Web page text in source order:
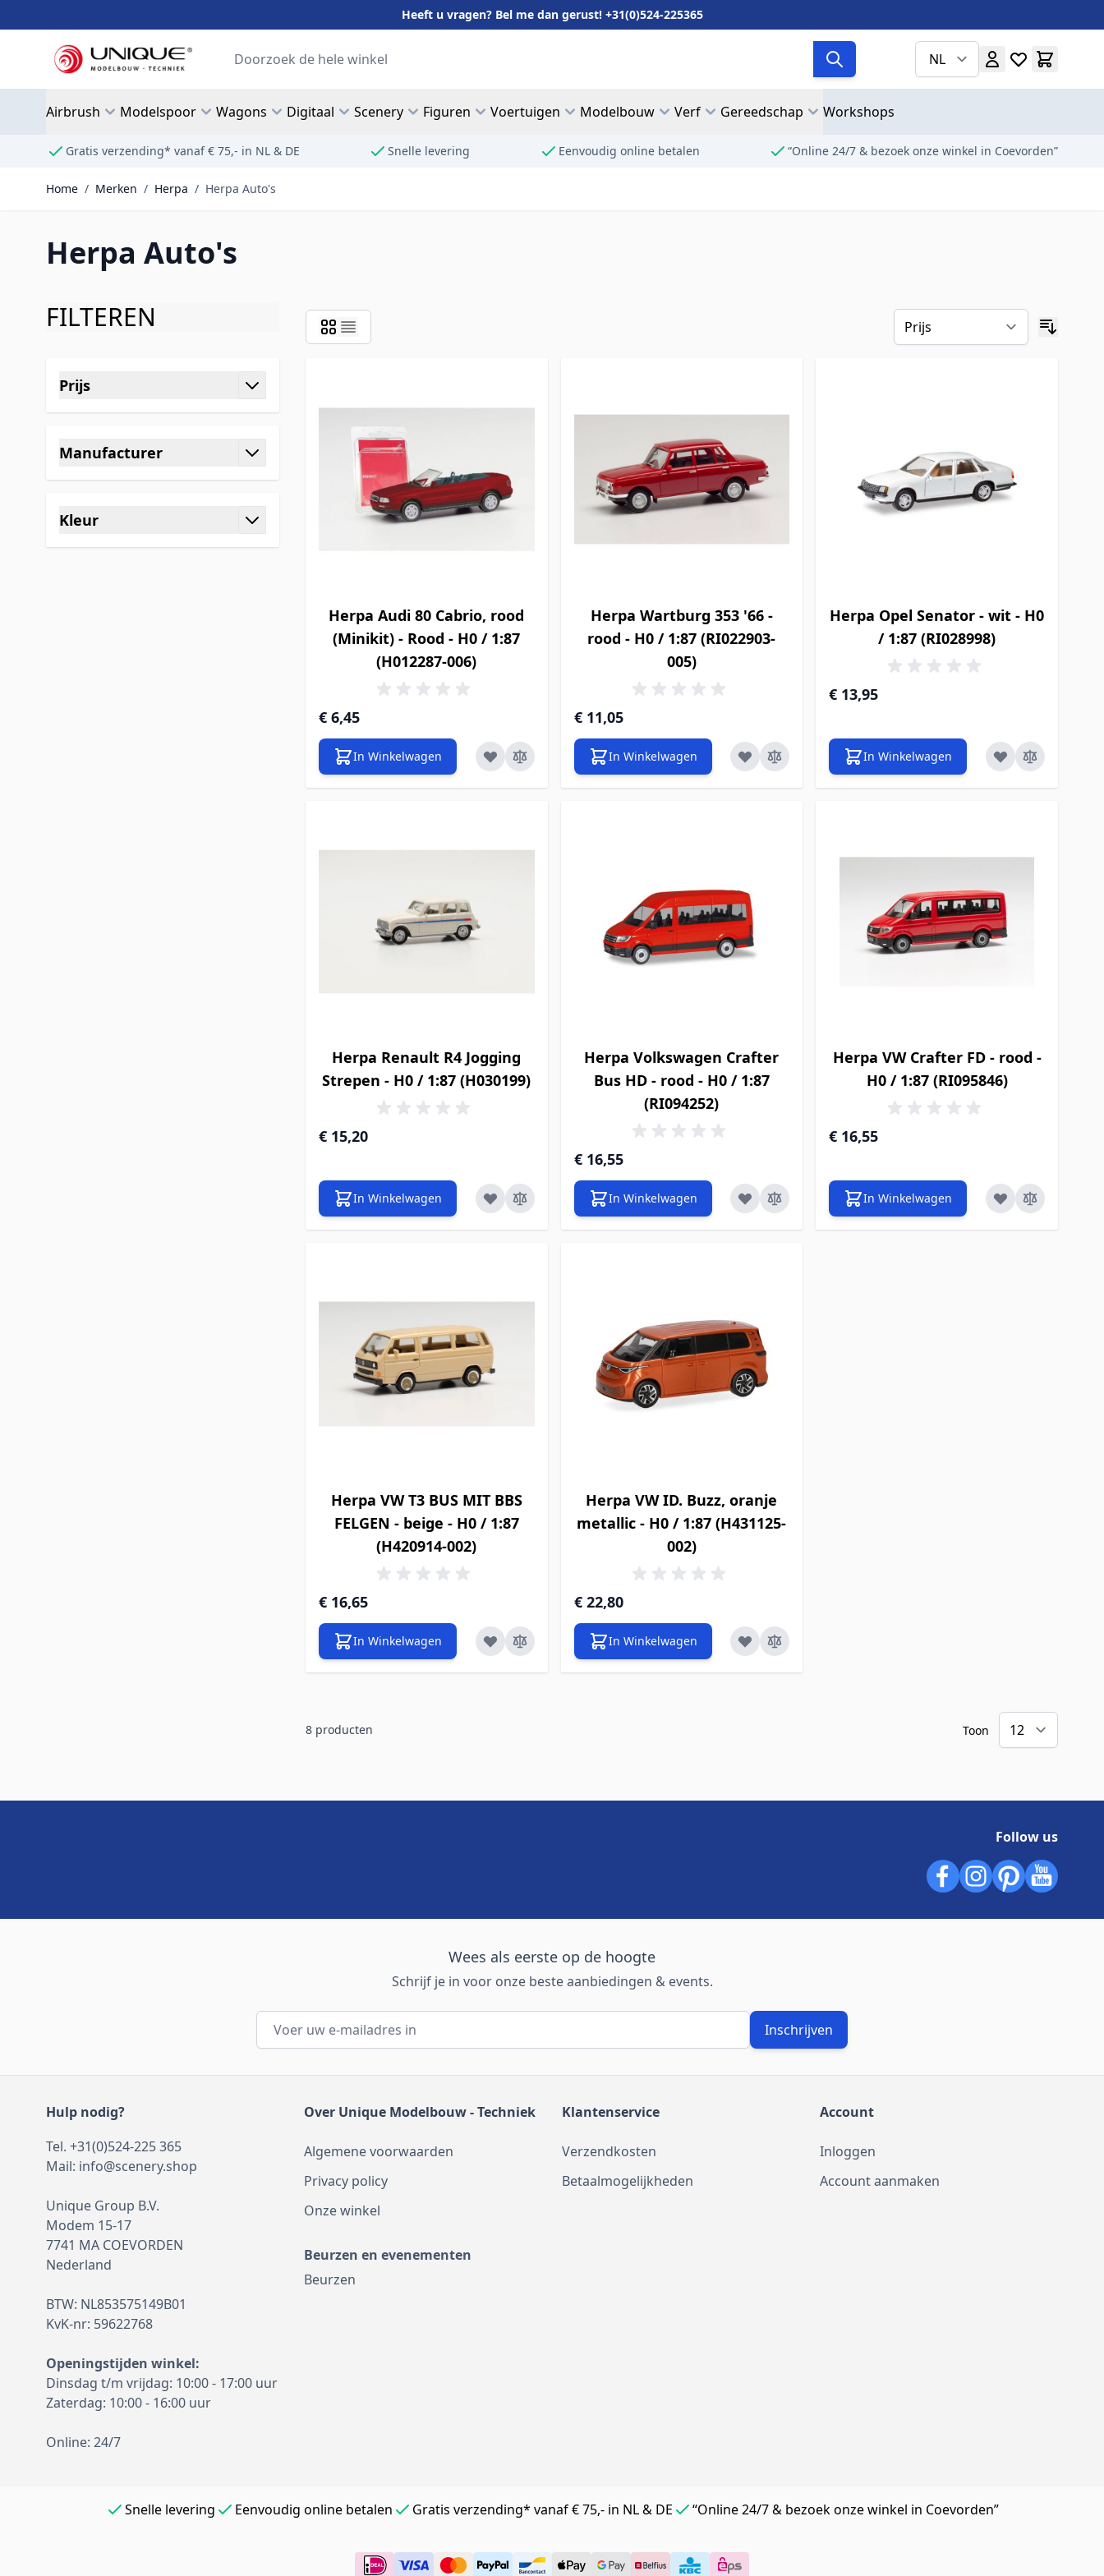
Heeft u vragen? Bel me dan gerust! +31(0)524-225365
NL
Search
Airbrush Modelspoor Wagons Digitaal Scenery Figuren Voertuigen Modelbouw Verf Gereedschap Workshops
Gratis verzending* vanaf € 75,- in NL & DE Snelle levering Eenvoudig online betalen “Online 24/7 & bezoek onze winkel in Coevorden”
Home / Merken / Herpa / Herpa Auto's
Herpa Auto's
FILTEREN
Doorgaan naar productlijst
Prijs
filter
Manufacturer
filter
Kleur
filter
Herpa Audi 80 Cabrio, rood
(Minikit) - Rood - H0 / 1:87
(H012287-006)
€ 6,45
In Winkelwagen
Herpa Wartburg 353 '66 -
rood - H0 / 1:87 (RI022903-
005)
€ 11,05
In Winkelwagen
Herpa Opel Senator - wit - H0
/ 1:87 (RI028998)
€ 13,95
In Winkelwagen
Herpa Renault R4 Jogging
Strepen - H0 / 1:87 (H030199)
€ 15,20
In Winkelwagen
Herpa Volkswagen Crafter
Bus HD - rood - H0 / 1:87
(RI094252)
€ 16,55
In Winkelwagen
Herpa VW Crafter FD - rood -
H0 / 1:87 (RI095846)
€ 16,55
In Winkelwagen
Herpa VW T3 BUS MIT BBS
FELGEN - beige - H0 / 1:87
(H420914-002)
€ 16,65
In Winkelwagen
Herpa VW ID. Buzz, oranje
metallic - H0 / 1:87 (H431125-
002)
€ 22,80
In Winkelwagen
8 producten Toon
Follow us
Wees als eerste op de hoogte
Schrijf je in voor onze beste aanbiedingen & events.
E-mailadres
Inschrijven
Hulp nodig?
Tel. +31(0)524-225 365
Mail: info@scenery.shop
Unique Group B.V.
Modem 15-17
7741 MA COEVORDEN
Nederland
BTW: NL853575149B01
KvK-nr: 59622768
Openingstijden winkel:
Dinsdag t/m vrijdag: 10:00 - 17:00 uur
Zaterdag: 10:00 - 16:00 uur
Online: 24/7
Over Unique Modelbouw - Techniek
Algemene voorwaarden
Privacy policy
Onze winkel
Beurzen en evenementen
Beurzen
Klantenservice
Verzendkosten
Betaalmogelijkheden
Account
Inloggen
Account aanmaken
Snelle levering Eenvoudig online betalen Gratis verzending* vanaf € 75,- in NL & DE “Online 24/7 & bezoek onze winkel in Coevorden”